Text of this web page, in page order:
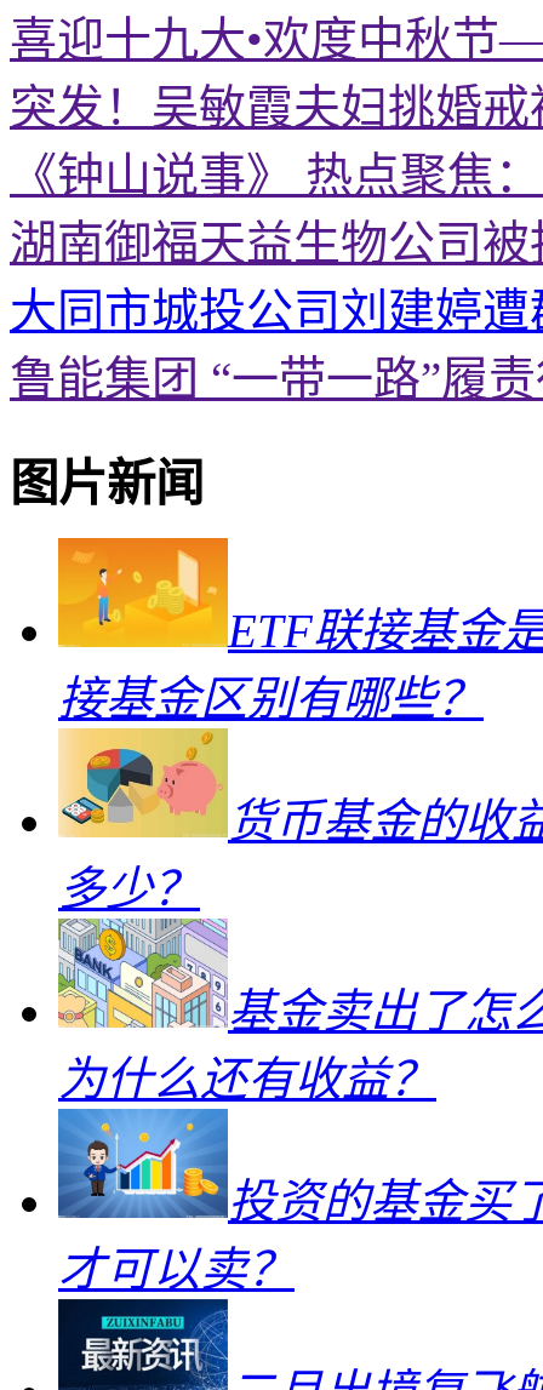
喜迎十九大•欢度中秋节
突发！吴敏霞夫妇挑婚
《钟山说事》 热点聚焦
湖南御福天益生物公司
大同市城投公司刘建婷
鲁能集团 “一带一路”履
图片新闻
ETF联接基金
接基金区别有哪些？
货币基金的收
多少？
基金卖出了怎
为什么还有收益？
投资的基金买
才可以卖？